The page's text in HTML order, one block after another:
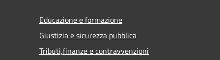
Educazione e formazione
Giustizia e sicurezza pubblica
Tributi,finanze e contravvenzioni